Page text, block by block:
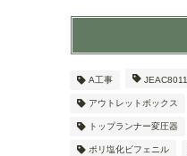
A工事 JEAC8011
アウトレットボックス
トップランナー変圧器
ポリ塩化ビフェニル